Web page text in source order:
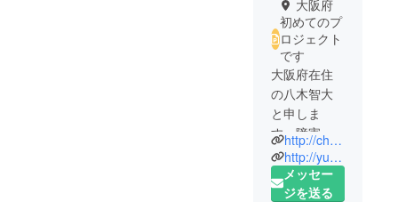
大阪府
初めてのプ
ロジェクト
です
大阪府在住
の八木智大
と申しま
す。障害者
の介助の仕
事をしてい
ます。台湾
http://choyu.hatenablog.com
http://yunitetsu.hatenablog.com
メッセー
ジを送る